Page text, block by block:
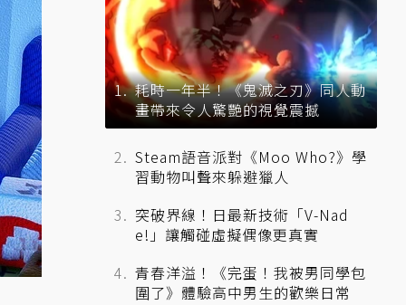
耗時一年半！《鬼滅之刃》同人動
畫帶來令人驚艷的視覺震撼
Steam語音派對《Moo Who?》學
習動物叫聲來躲避獵人
突破界線！日最新技術「V-Nad
e!」讓觸碰虛擬偶像更真實
青春洋溢！《完蛋！我被男同學包
圍了》體驗高中男生的歡樂日常